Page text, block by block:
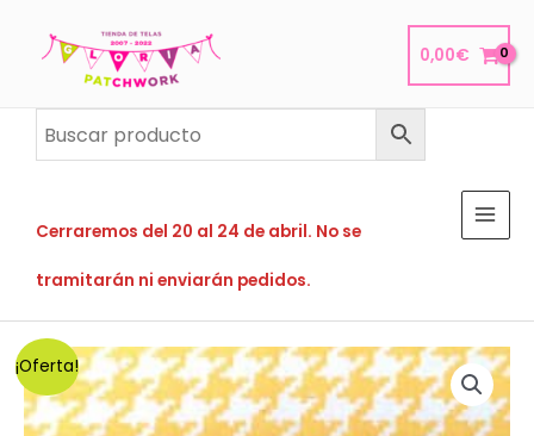
0,00€
Cerraremos del 20 al 24 de abril. No se
tramitarán ni enviarán pedidos.
¡Oferta!